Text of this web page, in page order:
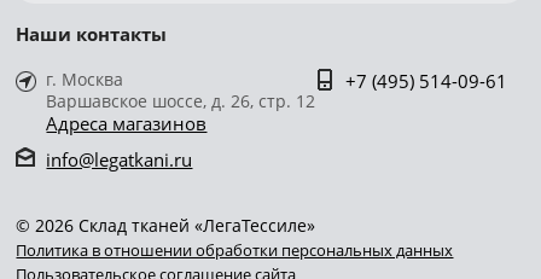
Наши контакты
г. Москва
Варшавское шоссе, д. 26, стр. 12
Адреса магазинов
+7 (495) 514-09-61
info@legatkani.ru
© 2026 Склад тканей «ЛегаТессиле»
Политика в отношении обработки персональных данных
Пользовательское соглашение сайта